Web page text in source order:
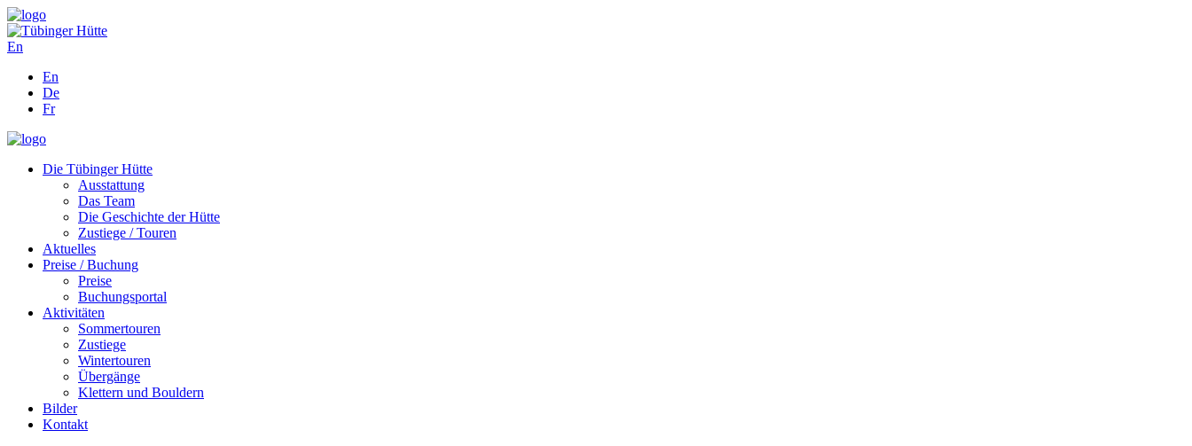
En
En
De
Fr
Die Tübinger Hütte
Ausstattung
Das Team
Die Geschichte der Hütte
Zustiege / Touren
Aktuelles
Preise / Buchung
Preise
Buchungsportal
Aktivitäten
Sommertouren
Zustiege
Wintertouren
Übergänge
Klettern und Bouldern
Bilder
Kontakt